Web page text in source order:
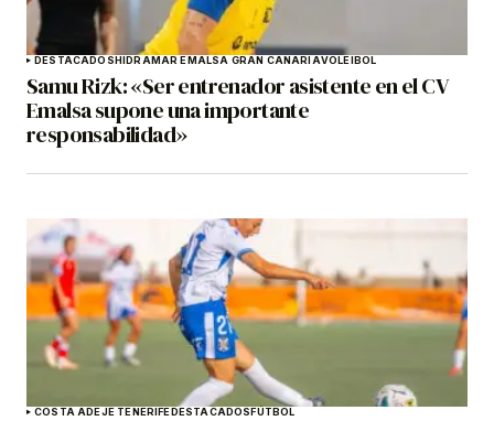
DESTACADOSHIDRAMAR EMALSA GRAN CANARIAVOLEIBOL
Samu Rizk: «Ser entrenador asistente en el CV
Emalsa supone una importante
responsabilidad»
COSTA ADEJE TENERIFEDESTACADOSFÚTBOL